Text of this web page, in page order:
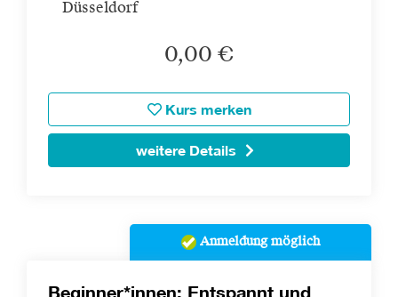
Düsseldorf
0,00 €
Kurs merken
weitere Details
Anmeldung möglich
Beginner*innen: Entspannt und